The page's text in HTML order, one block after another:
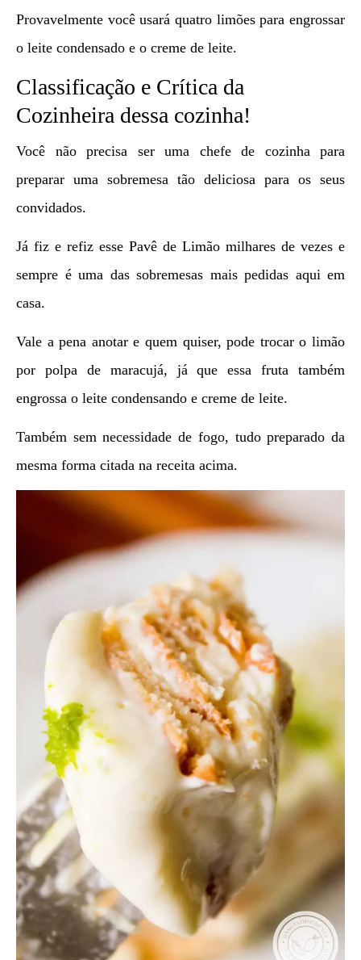
Provavelmente você usará quatro limões para engrossar
o leite condensado e o creme de leite.
Classificação e Crítica da
Cozinheira dessa cozinha!
Você não precisa ser uma chefe de cozinha para
preparar uma sobremesa tão deliciosa para os seus
convidados.
Já fiz e refiz esse Pavê de Limão milhares de vezes e
sempre é uma das sobremesas mais pedidas aqui em
casa.
Vale a pena anotar e quem quiser, pode trocar o limão
por polpa de maracujá, já que essa fruta também
engrossa o leite condensando e creme de leite.
Também sem necessidade de fogo, tudo preparado da
mesma forma citada na receita acima.